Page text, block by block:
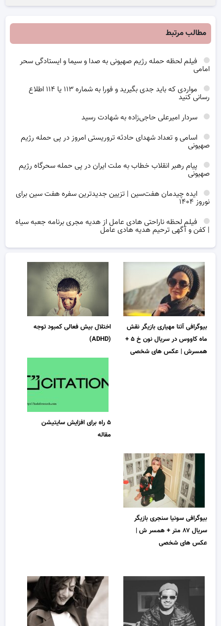
مطالب مرتبط
فیلم لحظه حمله رژیم صهیونی به صدا و سیما و ایستادگی سحر
امامی
مواردی که باید جدی بگیرید و فورا به شماره ۱۱۳ یا ۱۱۴ اطلاع
رسانی کنید
سردار امیرعلی حاجی‌زاده به شهادت رسید
اسامی و تعداد شهدای حادثه تروریستی امروز در پی حمله رژیم
صهیونی
پیام رهبر انقلاب خطاب به ملت ایران در پی حمله سحرگاه رژیم
صهیونی
ایده چیدمان هفت‌سین | تزیین جدیدترین سفره هفت سین برای
نوروز ۱۴۰۴
فیلم لحظه ناراحتی هادی عامل از هدیه مجری برنامه جعبه سیاه
| کفن و آگهی ترحیم هدیه هادی عامل
بیوگرافی آتنا مهیاری بازیگر نقش
ماه کاووس در سریال نون خ ۵ +
همسرش | عکس های شخصی
اختلال بیش فعالی کمبود توجه
(ADHD)
۵ راه برای افزایش سایتیشن
مقاله
بیوگرافی سونیا سنجری بازیگر
سریال ۸۷ متر + همسر ش |
عکس های شخصی